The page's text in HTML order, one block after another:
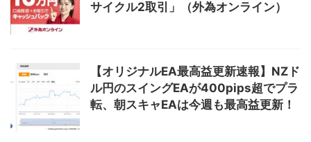
サイクル2取引」（外為オンライン）
【オリジナルEA最高益更新速報】NZド
ル円のスイングEAが400pips超でプラ
転、朝スキャEAは今週も最高益更新！